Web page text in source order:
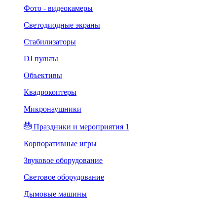
Фото - видеокамеры
Светодиодные экраны
Стабилизаторы
DJ пульты
Объективы
Квадрокоптеры
Микронаушники
Праздники и мероприятия 1
Корпоративные игры
Звуковое оборудование
Световое оборудование
Дымовые машины